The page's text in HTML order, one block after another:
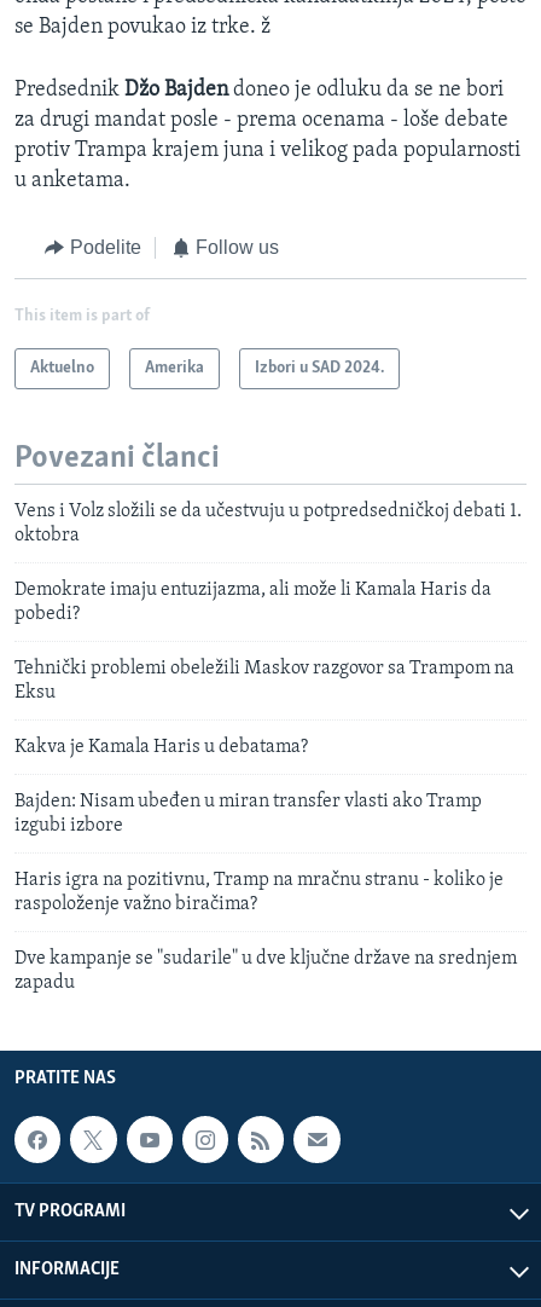
se Bajden povukao iz trke. ž
Predsednik Džo Bajdendoneo je odluku da se ne bori
za drugi mandat posle - prema ocenama - loše debate
protiv Trampa krajem juna i velikog pada popularnosti
u anketama.
Podelite Follow us
This item is part of
Aktuelno Amerika Izbori u SAD 2024.
Povezani članci
Vens i Volz složili se da učestvuju u potpredsedničkoj debati 1.
oktobra
Demokrate imaju entuzijazma, ali može li Kamala Haris da
pobedi?
Tehnički problemi obeležili Maskov razgovor sa Trampom na
Eksu
Kakva je Kamala Haris u debatama?
Bajden: Nisam ubeđen u miran transfer vlasti ako Tramp
izgubi izbore
Haris igra na pozitivnu, Tramp na mračnu stranu - koliko je
raspoloženje važno biračima?
Dve kampanje se "sudarile" u dve ključne države na srednjem
zapadu
PRATITE NAS
TV PROGRAMI
INFORMACIJE